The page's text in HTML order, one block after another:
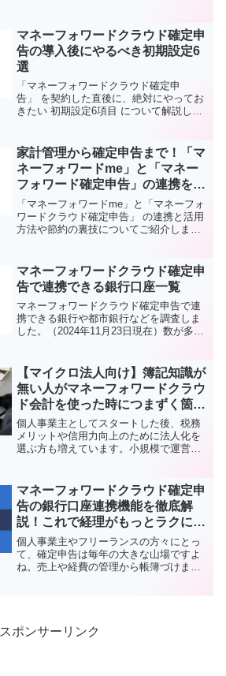
確定申告の最大の強みは、銀行・クレジ
ットカード・電子マネー・Q...
マネーフォワードクラウド確定申
告の導入後にやるべき初期設定6
選
「マネーフォワードクラウド確定申
告」 を契約した直後に、絶対にやってお
きたい 初期設定6項目 について解説しま
倒に感じて挫折してしまうことも。特に
会計ソフトを初めて使う方...
家計管理から確定申告まで！「マ
ネーフォワードme」と「マネー
フォワード確定申告」の連携を解
説
「マネーフォワードme」と「マネーフォ
ワードクラウド確定申告」 の連携と活用
方法や節約の裏技についてご紹介しま
る方に向けて、参考になれば嬉しいで
す！1. マネーフォワー...
マネーフォワードクラウド確定申
告で連携できる銀行口座一覧
マネーフォワードクラウド確定申告で連
携できる銀行や都市銀行などを調査しま
した。（2024年11月23日現在）数が多い
【個人】あおぞら銀行【個人】青森銀行
【個人】秋...
【マイクロ法人向け】簿記知識が
無い人がマネーフォワードクラウ
ド会計を使った時につまずく箇所
とは？
個人事業主としてスタートした後、税務
メリットや信用力向上のために法人化を
選ぶ方も増えています。小規模で運営さ
や税務業務をオーナー自身で行わなけれ
ばならないケースが多くなり...
マネーフォワードクラウド確定申
告の銀行口座連携機能を徹底解
説！これで経理がもっとラクにな
る！
個人事業主やフリーランスの方々にとっ
て、確定申告は毎年の大きな山場ですよ
ね。売上や経費の管理から帳簿づけま
スポンサーリンク